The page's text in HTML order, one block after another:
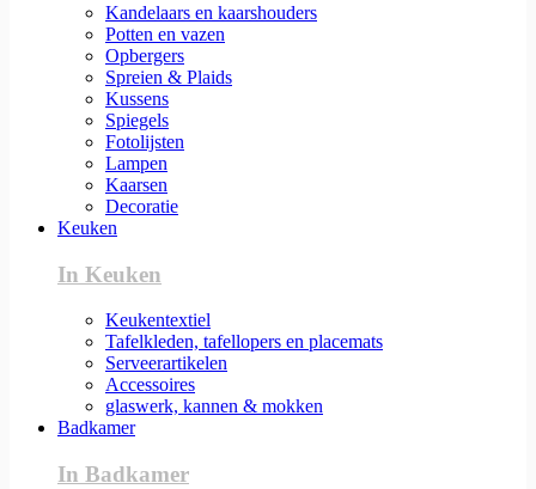
Kandelaars en kaarshouders
Potten en vazen
Opbergers
Spreien & Plaids
Kussens
Spiegels
Fotolijsten
Lampen
Kaarsen
Decoratie
Keuken
In Keuken
Keukentextiel
Tafelkleden, tafellopers en placemats
Serveerartikelen
Accessoires
glaswerk, kannen & mokken
Badkamer
In Badkamer